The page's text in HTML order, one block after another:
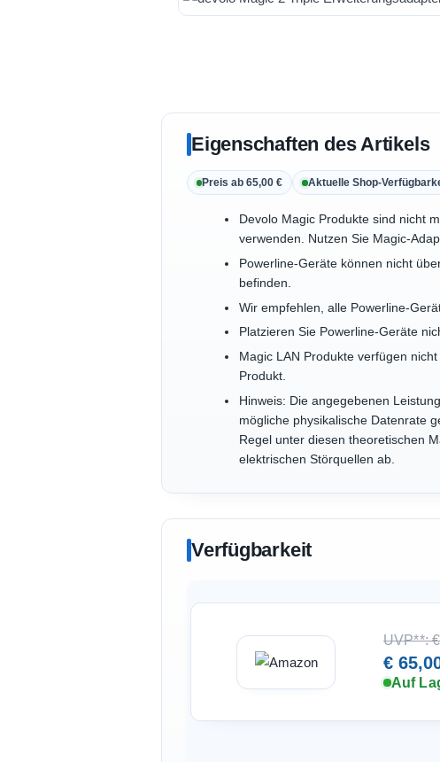
Eigenschaften des Artikels
Preis ab 65,00 € Aktuelle Shop-
Devolo Magic Produkte sind nicht
verwenden. Nutzen Sie Magic-
Powerline-Geräte können nicht
befinden.
Wir empfehlen, alle Powerline-
Platzieren Sie Powerline-Geräte
Magic LAN Produkte verfügen
Produkt.
Hinweis: Die angegebenen
mögliche physikalische Datenrate
Regel unter diesen theoretischen
elektrischen Störquellen ab.
Verfügbarkeit
UVP**:
€
Auf